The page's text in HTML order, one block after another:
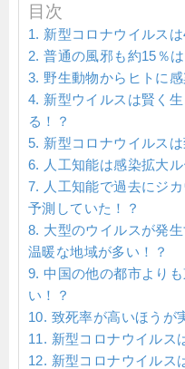
目次
新型コロナウイルス
普通の風邪も約15％
野生動物からヒトに
新型ウイルスは賢く
る！？
新型コロナウイルス
人工知能は感染拡大
人工知能で過去にジ
予測していた！？
大型のウイルスが発
温暖な地域が多い！？
中国の他の都市より
い！？
致死率が高いほうが
新型コロナウイルス
新型コロナウイルス